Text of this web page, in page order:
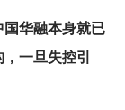
华融本身就已
一旦失控引